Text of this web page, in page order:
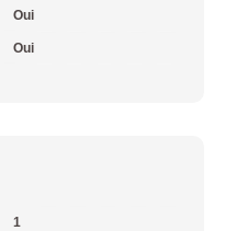
Oui
Oui
1